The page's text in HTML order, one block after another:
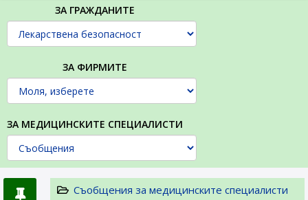
ЗА ГРАЖДАНИТЕ
ЗА ФИРМИТЕ
ЗА МЕДИЦИНСКИТЕ СПЕЦИАЛИСТИ
Съобщения за медицинските специалисти